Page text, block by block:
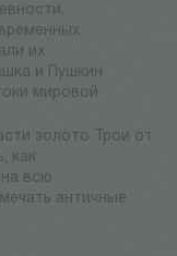
их
и Пушкин
мировой
золото Трои от
как
всю
античные